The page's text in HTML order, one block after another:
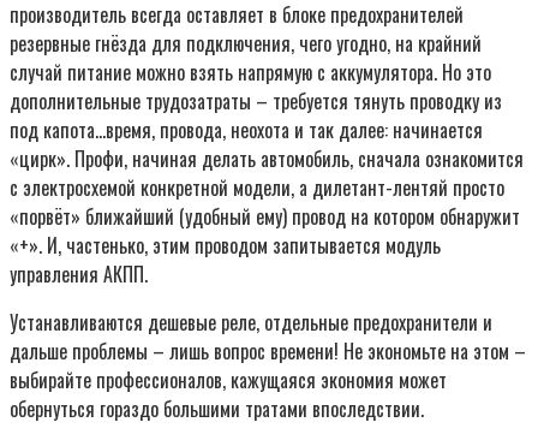
производитель всегда оставляет в блоке предохранителей
резервные гнёзда для подключения, чего угодно, на крайний
случай питание можно взять напрямую с аккумулятора. Но это
дополнительные трудозатраты – требуется тянуть проводку из
под капота…время, провода, неохота и так далее: начинается
«цирк». Профи, начиная делать автомобиль, сначала ознакомится
с электросхемой конкретной модели, а дилетант-лентяй просто
«порвёт» ближайший (удобный ему) провод на котором обнаружит
«+». И, частенько, этим проводом запитывается модуль
управления АКПП.
Устанавливаются дешевые реле, отдельные предохранители и
дальше проблемы – лишь вопрос времени! Не экономьте на этом –
выбирайте профессионалов, кажущаяся экономия может
обернуться гораздо большими тратами впоследствии.